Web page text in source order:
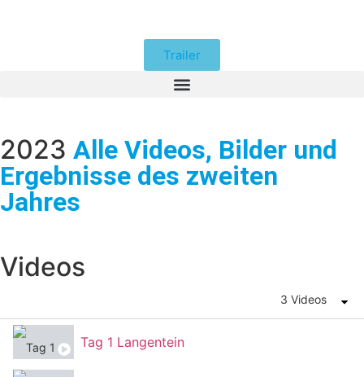
Trailer
2023 Alle Videos, Bilder und
Ergebnisse des zweiten
Jahres
Videos
3 Videos
Tag 1 Langentein